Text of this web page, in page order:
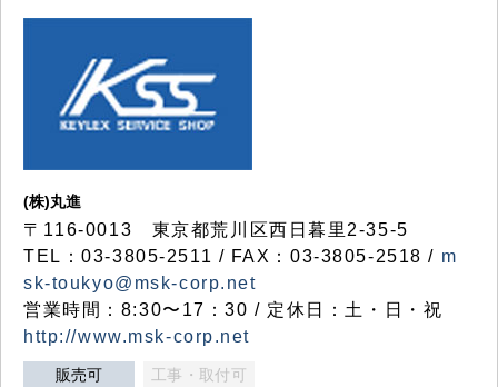
(株)丸進
〒116-0013 東京都荒川区西日暮里2-35-5
TEL：03-3805-2511 / FAX：03-3805-2518 / m
sk-toukyo@msk-corp.net
営業時間：8:30〜17：30 / 定休日：土・日・祝
http://www.msk-corp.net
販売可 工事・取付可